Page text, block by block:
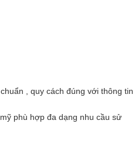
, quy cách đúng với thông tin
phù hợp đa dạng nhu cầu sử